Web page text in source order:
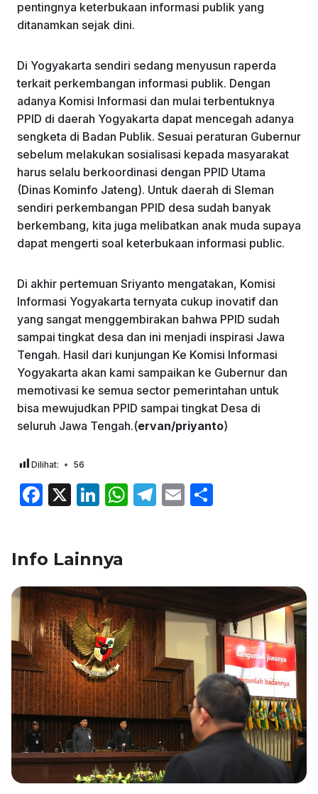
pentingnya keterbukaan informasi publik yang
ditanamkan sejak dini.
Di Yogyakarta sendiri sedang menyusun raperda
terkait perkembangan informasi publik. Dengan
adanya Komisi Informasi dan mulai terbentuknya
PPID di daerah Yogyakarta dapat mencegah adanya
sengketa di Badan Publik. Sesuai peraturan Gubernur
sebelum melakukan sosialisasi kepada masyarakat
harus selalu berkoordinasi dengan PPID Utama
(Dinas Kominfo Jateng). Untuk daerah di Sleman
sendiri perkembangan PPID desa sudah banyak
berkembang, kita juga melibatkan anak muda supaya
dapat mengerti soal keterbukaan informasi public.
Di akhir pertemuan Sriyanto mengatakan, Komisi
Informasi Yogyakarta ternyata cukup inovatif dan
yang sangat menggembirakan bahwa PPID sudah
sampai tingkat desa dan ini menjadi inspirasi Jawa
Tengah. Hasil dari kunjungan Ke Komisi Informasi
Yogyakarta akan kami sampaikan ke Gubernur dan
memotivasi ke semua sector pemerintahan untuk
bisa mewujudkan PPID sampai tingkat Desa di
seluruh Jawa Tengah.(ervan/priyanto)
Dilihat: 56
F
e
b
o
o
k
X
Li
e
dI
n
W
A
p
p
T
a
m
E
Info Lainnya